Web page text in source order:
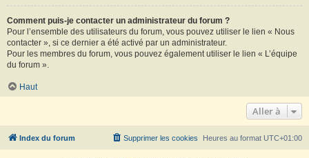
Comment puis-je contacter un administrateur du forum ?
Pour l’ensemble des utilisateurs du forum, vous pouvez utiliser le lien « Nous
contacter », si ce dernier a été activé par un administrateur.
Pour les membres du forum, vous pouvez également utiliser le lien « L’équipe
du forum ».
Haut
Aller à
Index du forum Heures au format UTC+01:00
Supprimer les cookies